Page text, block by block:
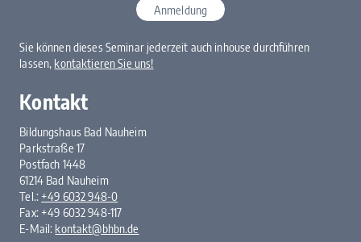
Anmeldung
Sie können dieses Seminar jederzeit auch inhouse durchführen
lassen, kontaktieren Sie uns!
Kontakt
Bildungshaus Bad Nauheim
Parkstraße 17
Postfach 1448
61214 Bad Nauheim
Tel.: +49 6032 948-0
Fax: +49 6032 948-117
E-Mail: kontakt@bhbn.de